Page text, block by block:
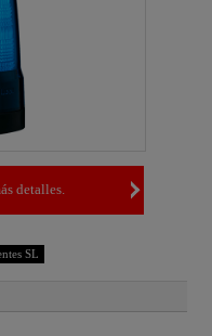
detalles.
SL